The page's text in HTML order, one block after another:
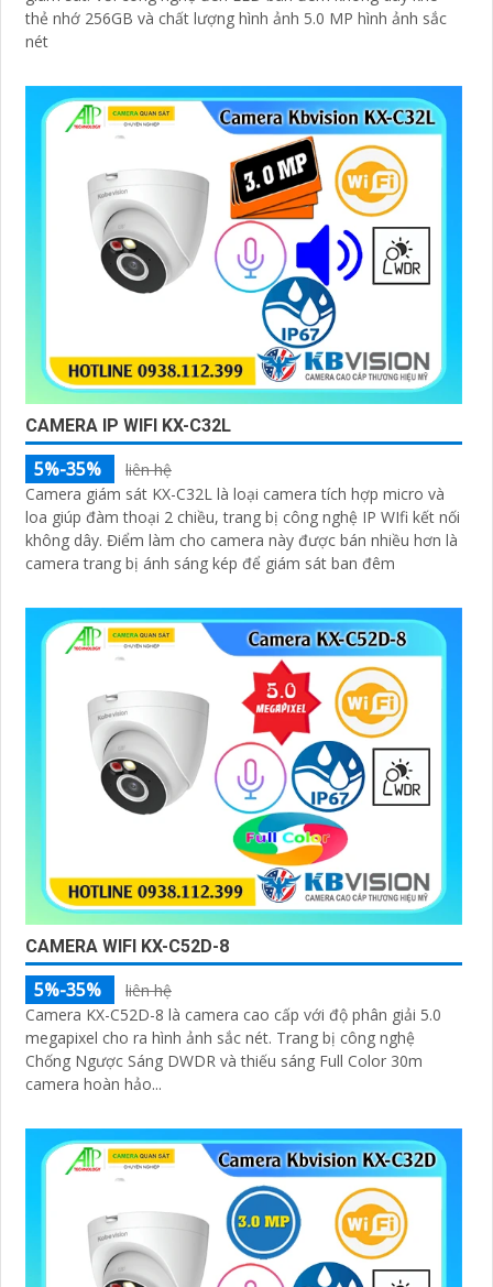
thẻ nhớ 256GB và chất lượng hình ảnh 5.0 MP hình ảnh sắc
nét
CAMERA IP WIFI KX-C32L
5%-35%
liên hệ
Camera giám sát KX-C32L là loại camera tích hợp micro và
loa giúp đàm thoại 2 chiều, trang bị công nghệ IP WIfi kết nối
không dây. Điểm làm cho camera này được bán nhiều hơn là
camera trang bị ánh sáng kép để giám sát ban đêm
CAMERA WIFI KX-C52D-8
5%-35%
liên hệ
Camera KX-C52D-8 là camera cao cấp với độ phân giải 5.0
megapixel cho ra hình ảnh sắc nét. Trang bị công nghệ
Chống Ngược Sáng DWDR và thiếu sáng Full Color 30m
camera hoàn hảo...